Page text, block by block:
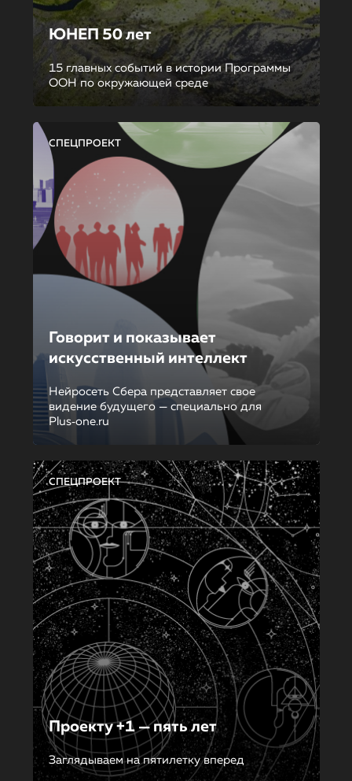
ЮНЕП 50 лет
15 главных событий в истории Программы
ООН по окружающей среде
СПЕЦПРОЕКТ
Говорит и показывает
искусственный интеллект
Нейросеть Сбера представляет свое
видение будущего — специально для
Plus‑one.ru
СПЕЦПРОЕКТ
Проекту +1 — пять лет
Заглядываем на пятилетку вперед